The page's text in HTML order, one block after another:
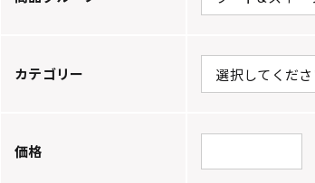
カテゴリー
価格